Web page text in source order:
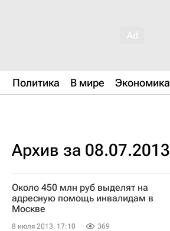
Политика В мире Экономика
Архив за 08.07.2013
Около 450 млн руб выделят на
адресную помощь инвалидам в
Москве
8 июля 2013, 17:10 369